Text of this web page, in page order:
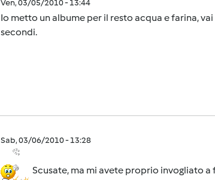
Ven, 03/05/2010 - 13:44
Io metto un albume per il resto acqua e farina,
secondi.
Sab, 03/06/2010 - 13:28
Scusate, ma mi avete proprio invogliato